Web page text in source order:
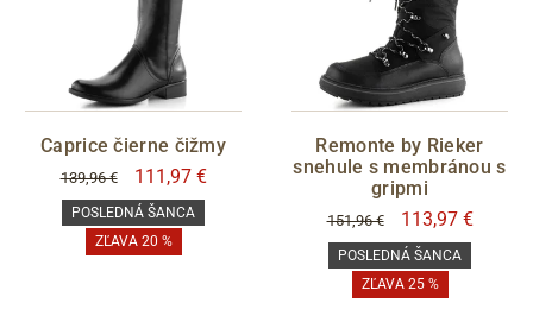
Filtrovať
Caprice čierne čižmy
139,96 € 111,97 €
POSLEDNÁ ŠANCA
ZĽAVA 20 %
Remonte by Rieker
snehule s membránou s
gripmi
151,96 € 113,97 €
POSLEDNÁ ŠANCA
ZĽAVA 25 %